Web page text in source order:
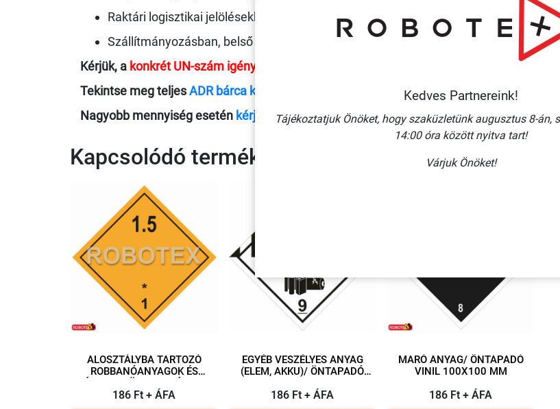
Raktári logisztikai jelölésekhez
Szállítmányozásban, belső árumozgatás során
Kérjük, a konkrét UN-szám igényét
a rendelés leadásakor a megjegyzés rovatban jelezze.
Tekintse meg teljesADR bárca kínálatunkat
Nagyobb mennyiség esetén kérje ajánlatunkat!
Kapcsolódó termékek
ALOSZTÁLYBA TARTOZÓ
ROBBANÓANYAGOK ÉS
100X100 MM
186 Ft + ÁFA
EGYÉB VESZÉLYES ANYAG
(ELEM, AKKU)/ ÖNTAPADÓ
186 Ft + ÁFA
MARÓ ANYAG/ ÖNTAPADÓ
VINIL 100X100 MM
186 Ft + ÁFA
Kedves Partnereink!
Tájékoztatjuk Önöket, hogy szaküzletünk augusztus 8-án,
14:00 óra között nyitva tart!
Várjuk Önöket!